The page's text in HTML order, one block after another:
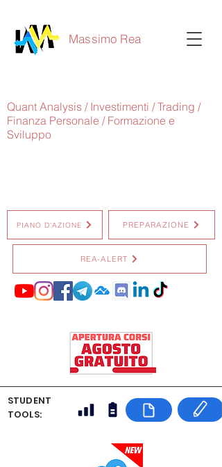
Massimo Rea
Quant Analysis / Investimenti / Trading /
Finanza Personale / Formazione e
Sviluppo
PIANO D'AZIONE PREPARAZIONE
REA-ALERT
STUDENT
TOOLS: